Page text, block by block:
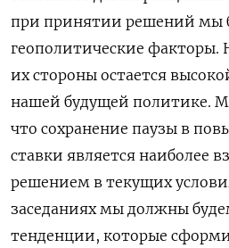
при принятии решений мы
геополитические факторы.
их стороны остается
нашей будущей политике.
что сохранение паузы в
ставки является наиболее
решением в текущих
заседаниях мы должны
тенденции, которые